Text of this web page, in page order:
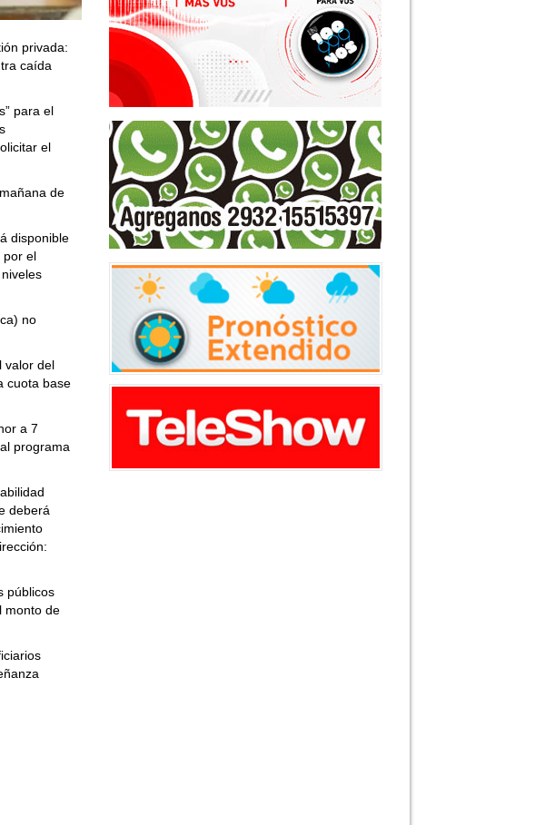
privada:
caída
para el
el
de
disponible
por el
no
valor del
cuota base
a 7
programa
deberá
públicos
monto de